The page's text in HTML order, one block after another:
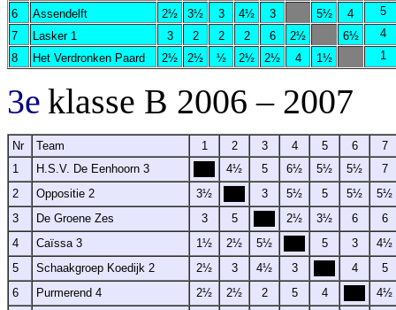
6
Assendelft 2½ 3½ 3 4½ 3 5½ 4
5
7
Lasker 1 3 2 2 2 6 2½ 6½
4
8
Het Verdronken Paard 2½ 2½ ½ 2½ 2½ 4 1½ 1
3e klasse B 2006 – 2007
Nr Team 1 2 3 4 5 6
7
1
H.S.V. De Eenhoorn 3 4½ 5 6½ 5½ 5½
7
2
Oppositie 2 3½ 3 5½ 5 5½
5½
3
De Groene Zes 3 5 2½ 3½ 6
6
4
Caïssa 3 1½ 2½ 5½ 5 3
4½
5
Schaakgroep Koedijk 2 2½ 3 4½ 3 4
5
6
Purmerend 4 2½ 2½ 2 5 4
4½